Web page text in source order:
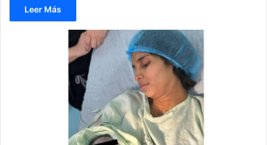
Leer Más